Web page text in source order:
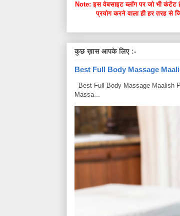
Note: इस वेबसाइट ब्लॉग पर जो भी कंटेंट
प्रयोग करने वाला ही हर तरह से
कुछ ख़ास आपके लिए :-
Best Full Body Massage
Best Full Body Massage Maalish
Massa...